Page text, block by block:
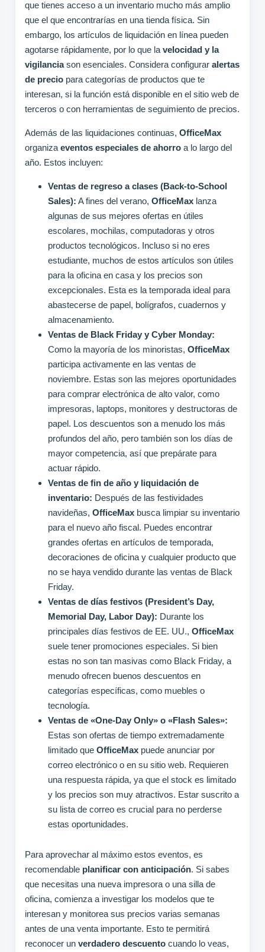
que tienes acceso a un inventario mucho más amplio
que el que encontrarías en una tienda física. Sin
embargo, los artículos de liquidación en línea pueden
agotarse rápidamente, por lo que la velocidad y la
vigilanciason esenciales. Considera configurar alertas
de preciopara categorías de productos que te
interesan, si la función está disponible en el sitio web de
terceros o con herramientas de seguimiento de precios.
Además de las liquidaciones continuas, OfficeMax
organiza eventos especiales de ahorroa lo largo del
año. Estos incluyen:
Ventas de regreso a clases (Back-to-School
Sales): A fines del verano,OfficeMax lanza
algunas de sus mejores ofertas en útiles
escolares, mochilas, computadoras y otros
productos tecnológicos. Incluso si no eres
estudiante, muchos de estos artículos son útiles
para la oficina en casa y los precios son
excepcionales. Esta es la temporada ideal para
abastecerse de papel, bolígrafos, cuadernos y
almacenamiento.
Ventas de Black Friday y Cyber Monday:
Como la mayoría de los minoristas,OfficeMax
participa activamente en las ventas de
noviembre. Estas son las mejores oportunidades
para comprar electrónica de alto valor, como
impresoras, laptops, monitores y destructoras de
papel. Los descuentos son a menudo los más
profundos del año, pero también son los días de
mayor competencia, así que prepárate para
actuar rápido.
Ventas de fin de año y liquidación de
inventario: Después de las festividades
navideñas,OfficeMax busca limpiar su inventario
para el nuevo año fiscal. Puedes encontrar
grandes ofertas en artículos de temporada,
decoraciones de oficina y cualquier producto que
no se haya vendido durante las ventas de Black
Friday.
Ventas de días festivos (President’s Day,
Memorial Day, Labor Day): Durante los
principales días festivos de EE. UU.,OfficeMax
suele tener promociones especiales. Si bien
estas no son tan masivas como Black Friday, a
menudo ofrecen buenos descuentos en
categorías específicas, como muebles o
tecnología.
Ventas de «One-Day Only» o «Flash Sales»:
Estas son ofertas de tiempo extremadamente
limitado queOfficeMax puede anunciar por
correo electrónico o en su sitio web. Requieren
una respuesta rápida, ya que el stock es limitado
y los precios son muy atractivos. Estar suscrito a
su lista de correo es crucial para no perderse
estas oportunidades.
Para aprovechar al máximo estos eventos, es
recomendable planificar con anticipación. Si sabes
que necesitas una nueva impresora o una silla de
oficina, comienza a investigar los modelos que te
interesan y monitorea sus precios varias semanas
antes de una venta importante. Esto te permitirá
reconocer un verdadero descuentocuando lo veas,